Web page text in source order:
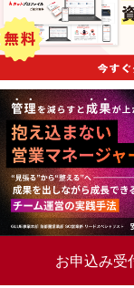
お申込み受